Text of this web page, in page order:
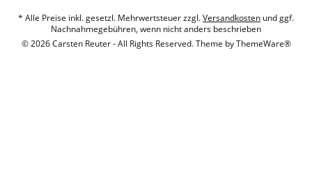
* Alle Preise inkl. gesetzl. Mehrwertsteuer zzgl.Versandkosten und ggf.
Nachnahmegebühren, wenn nicht anders beschrieben
© 2026 Carsten Reuter - All Rights Reserved. Theme byThemeWare®